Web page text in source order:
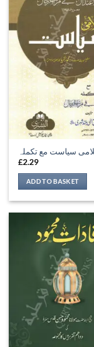
سیاست مع تکملہ
£2.29
ADD TO BASKET